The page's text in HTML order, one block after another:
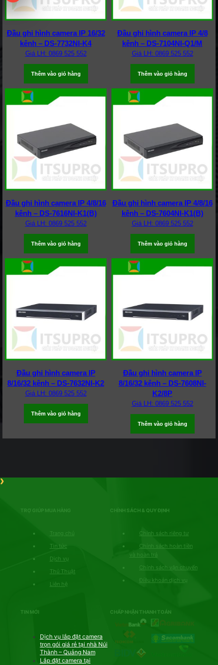
Đầu ghi hình camera IP 16/32
kênh – DS-7732NI-K4
Giá LH: 0869 525 552
Thêm vào giỏ hàng
Đầu ghi hình camera IP 4/8
kênh – DS-7104NI-Q1/M
Giá LH: 0869 525 552
Thêm vào giỏ hàng
Đầu ghi hình camera IP 4/8/16
kênh – DS-7616NI-K1(B)
Giá LH: 0869 525 552
Thêm vào giỏ hàng
Đầu ghi hình camera IP 4/8/16
kênh – DS-7604NI-K1(B)
Giá LH: 0869 525 552
Thêm vào giỏ hàng
Đầu ghi hình camera IP
8/16/32 kênh – DS-7632NI-K2
Giá LH: 0869 525 552
Thêm vào giỏ hàng
Đầu ghi hình camera IP
8/16/32 kênh – DS-7608NI-
K2/8P
Giá LH: 0869 525 552
Thêm vào giỏ hàng
TRỢ GIÚP MUA HÀNG
Trang chủ
Tin tức
Dịch vụ
Thủ Thuật
Liên hệ
CHÍNH SÁCH & QUY ĐỊNH
Chính sách riêng tư
Chính sách hoàn tiền
và hoàn trả
Chính sách vận chuyển
Điều khoản dịch vụ
TIN MỚI
Dịch vụ lắp đặt camera
trọn gói giá rẻ tại nhà Núi
Thành – Quảng Nam
Lắp đặt camera tại
CHẤP NHẬN THANH TOÁN